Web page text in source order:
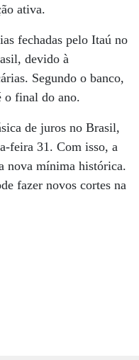
ativa.
fechadas pelo Itaú no
devido à
Segundo o banco,
o final do ano.
de juros no Brasil,
feira 31. Com isso, a
nova mínima histórica.
fazer novos cortes na